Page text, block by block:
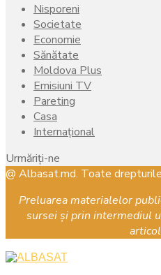
Nisporeni
Societate
Economie
Sănătate
Moldova Plus
Emisiuni TV
Pareting
Casa
Internațional
Urmăriți-ne
Facebook
Instagram
Youtube
@ Albasat.md. Toate
Preluarea materialelor
sursei și prin intermediul